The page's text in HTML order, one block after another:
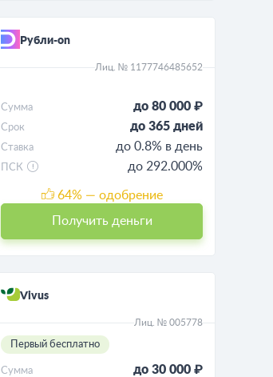
Рубли-on
Лиц. № 1177746485652
Сумма до 80 000 ₽
Срок до 365 дней
Ставка до 0.8% в день
ПСК до 292.000%
64% — одобрение
Получить деньги
Vivus
Лиц. № 005778
Первый бесплатно
Сумма до 30 000 ₽